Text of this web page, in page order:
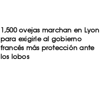
1,500 ovejas marchan en Lyon
para exigirle al gobierno
francés más protección ante
los lobos